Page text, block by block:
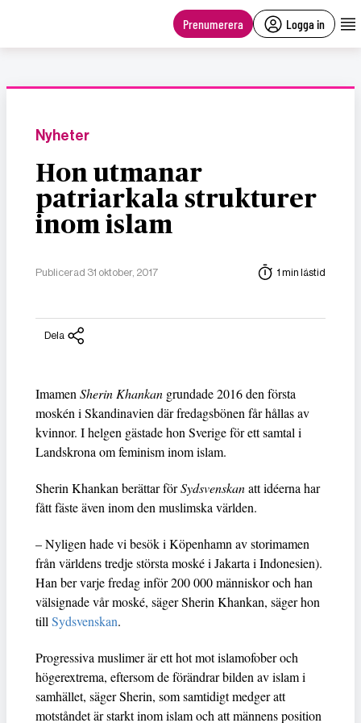
Prenumerera Logga in
Nyheter
Hon utmanar
patriarkala strukturer
inom islam
Publicerad 31 oktober, 2017 1 min lästid
Dela
Imamen Sherin Khankan grundade 2016 den första
moskén i Skandinavien där fredagsbönen får hållas av
kvinnor. I helgen gästade hon Sverige för ett samtal i
Landskrona om feminism inom islam.
Sherin Khankan berättar förSydsvenskanatt idéerna har
fått fäste även inom den muslimska världen.
– Nyligen hade vi besök i Köpenhamn av storimamen
från världens tredje största moské i Jakarta i Indonesien).
Han ber varje fredag inför 200 000 människor och han
välsignade vår moské, säger Sherin Khankan, säger hon
till Sydsvenskan.
Progressiva muslimer är ett hot mot islamofober och
högerextrema, eftersom de förändrar bilden av islam i
samhället, säger Sherin, som samtidigt medger att
motståndet är starkt inom islam och att männens position